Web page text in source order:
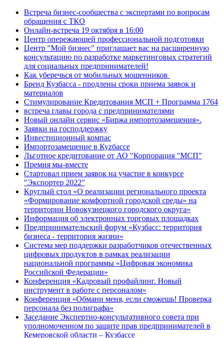
Встреча бизнес-сообщества с экспертами по вопросам
обращения с ТКО
Онлайн-встреча 19 октября в 16:00
Центр опережающей профессиональной подготовки
Центр "Мой бизнес" приглашает вас на расширенную
консультацию по разработке маркетинговых стратегий
для социальных предпринимателей!
Как уберечься от мобильных мошенников
Бренд Кузбасса - продлены сроки приема заявок и
материалов
Стимулирование Кредитования МСП + Программа 1764
встреча главы города с предпринимателями
Новый онлайн сервис «Биржа импортозамещения».
Заявки на господдержку
Инвестиционный компас
Импортозамещение в Куzбассе
Льготное кредитование от АО "Корпорация "МСП"
Премия мы-вместе
Стартовал прием заявок на участие в конкурсе
"Экспортер 2022"
Круглый стол «О реализации регионального проекта
«Формирование комфортной городской среды» на
территории Новокузнецкого городского округа»
Информация об электронных торговых площадках
Предпринимательский форум «Кузбасс: территория
бизнеса - территория жизни»
Система мер поддержки разработчиков отечественных
цифровых продуктов в рамках реализации
национальной программы «Цифровая экономика
Российской Федерации»
Конференция «Кадровый профайлинг. Новый
инструмент в работе с персоналом»
Конференция «Обмани меня, если сможешь! Проверка
персонала без полиграфа»
Заседание Экспертно-консультативного совета при
уполномоченном по защите прав предпринимателей в
Кемеровской области – Кузбассе